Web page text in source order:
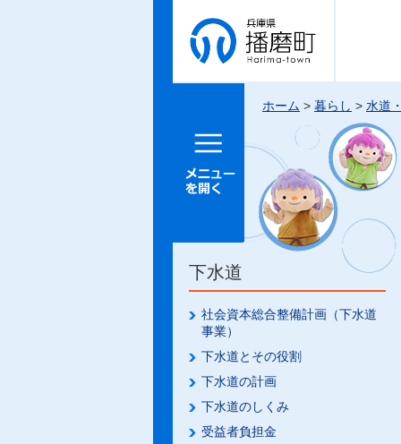
兵庫県 播
磨町
メニュー
ホーム > 暮らし > 水道
下水道
社会資本総合整備計画（下水道
事業）
下水道とその役割
下水道の計画
下水道のしくみ
受益者負担金